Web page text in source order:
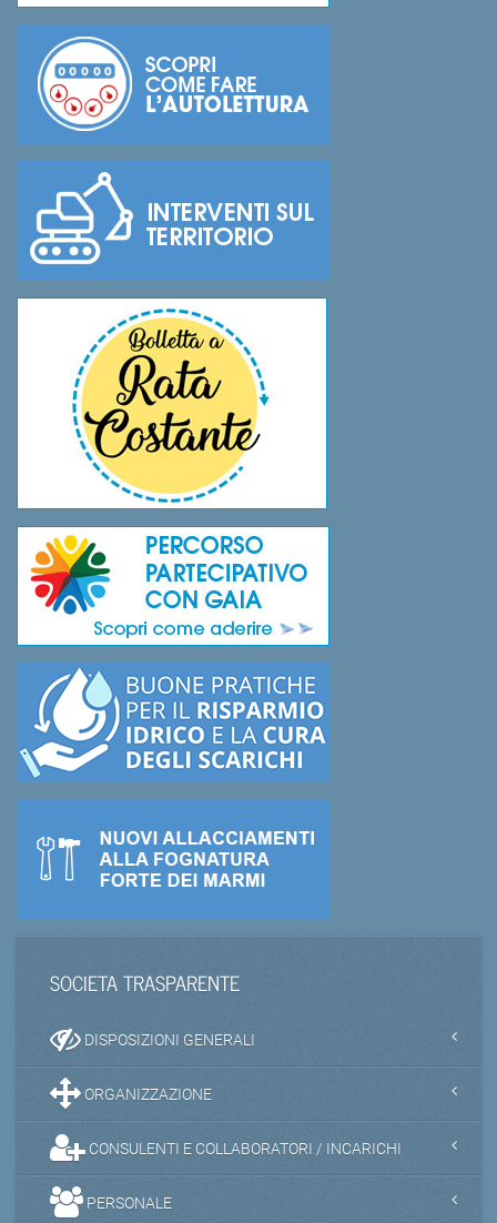
SOCIETA TRASPARENTE
DISPOSIZIONI GENERALI
ORGANIZZAZIONE
CONSULENTI E COLLABORATORI / INCARICHI
PERSONALE